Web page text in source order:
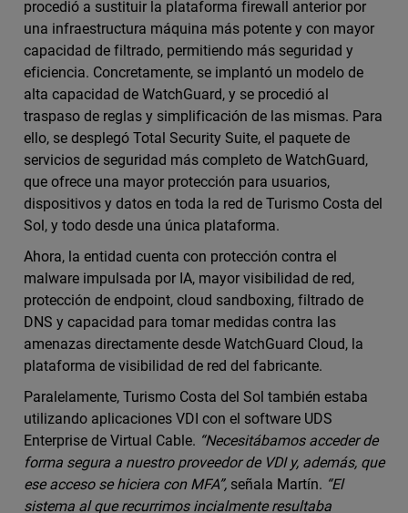
procedió a sustituir la plataforma firewall anterior por
una infraestructura máquina más potente y con mayor
capacidad de filtrado, permitiendo más seguridad y
eficiencia. Concretamente, se implantó un modelo de
alta capacidad de WatchGuard, y se procedió al
traspaso de reglas y simplificación de las mismas. Para
ello, se desplegó Total Security Suite, el paquete de
servicios de seguridad más completo de WatchGuard,
que ofrece una mayor protección para usuarios,
dispositivos y datos en toda la red de Turismo Costa del
Sol, y todo desde una única plataforma.
Ahora, la entidad cuenta con protección contra el
malware impulsada por IA, mayor visibilidad de red,
protección de endpoint, cloud sandboxing, filtrado de
DNS y capacidad para tomar medidas contra las
amenazas directamente desde WatchGuard Cloud, la
plataforma de visibilidad de red del fabricante.
Paralelamente, Turismo Costa del Sol también estaba
utilizando aplicaciones VDI con el software UDS
Enterprise de Virtual Cable. “Necesitábamos acceder de
forma segura a nuestro proveedor de VDI y, además, que
ese acceso se hiciera con MFA”, señala Martín. “El
sistema al que recurrimos incialmente resultaba